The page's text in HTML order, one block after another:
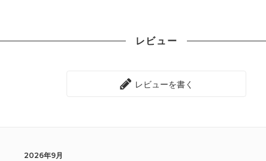
レビュー
レビューを書く
2026年9月